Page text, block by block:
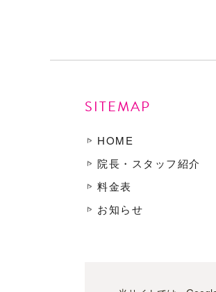
SITEMAP
HOME
院長・スタッフ紹介
料金表
お知らせ